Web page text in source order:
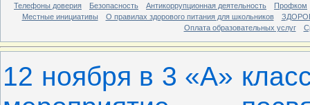
Телефоны доверия
Безопасность Антикоррупционная деятельность
Профком
Местные инициативы
О правилах здорового питания для школьников
Оплата образовательных услуг
12 ноября в 3 «А»